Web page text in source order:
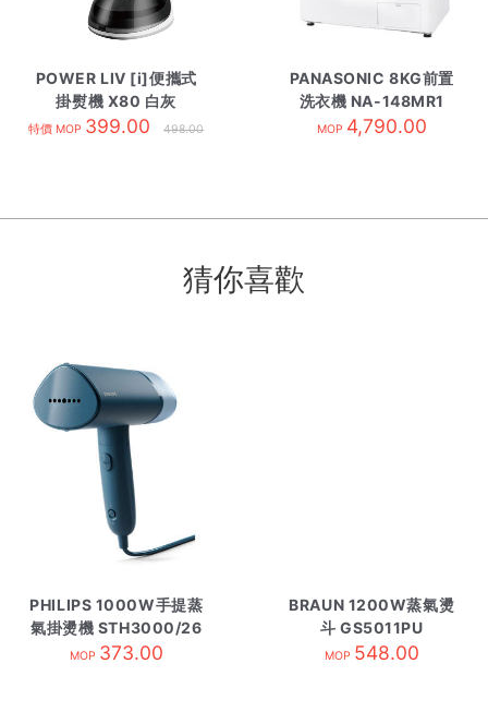
POWER LIV [i]便攜式
掛熨機 X80 白灰
特價 MOP 399.00 498.00
PANASONIC 8KG前置
洗衣機 NA-148MR1
MOP 4,790.00
猜你喜歡
PHILIPS 1000W手提蒸
氣掛燙機 STH3000/26
墨綠色
MOP 373.00
BRAUN 1200W蒸氣燙
斗 GS5011PU
MOP 548.00